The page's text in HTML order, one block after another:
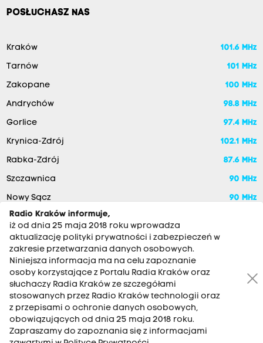
POSŁUCHASZ NAS
Kraków 101.6 MHz
Tarnów 101 MHz
Zakopane 100 MHz
Andrychów 98.8 MHz
Gorlice 97.4 MHz
Krynica-Zdrój 102.1 MHz
Rabka-Zdrój 87.6 MHz
Szczawnica 90 MHz
Nowy Sącz 90 MHz
RADIO KRAKÓW SA. Aleja Juliusza Słowackiego 22, 30-007
Kraków
Antena: 12 200 33 33
Radio Kraków informuje,
iż od dnia 25 maja 2018 roku wprowadza
aktualizację polityki prywatności i zabezpieczeń w
zakresie przetwarzania danych osobowych.
Niniejsza informacja ma na celu zapoznanie
osoby korzystające z Portalu Radia Kraków oraz
słuchaczy Radia Kraków ze szczegółami
stosowanych przez Radio Kraków technologii oraz
z przepisami o ochronie danych osobowych,
obowiązujących od dnia 25 maja 2018 roku.
Zapraszamy do zapoznania się z informacjami